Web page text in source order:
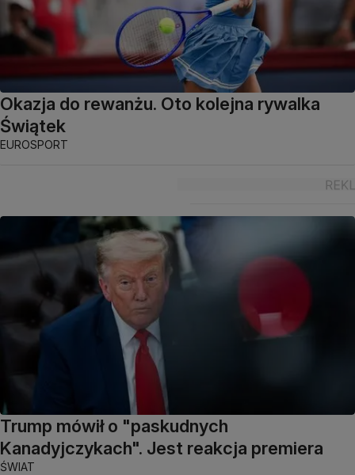
Okazja do rewanżu. Oto kolejna rywalka
Świątek
EUROSPORT
Trump mówił o "paskudnych
Kanadyjczykach". Jest reakcja premiera
ŚWIAT